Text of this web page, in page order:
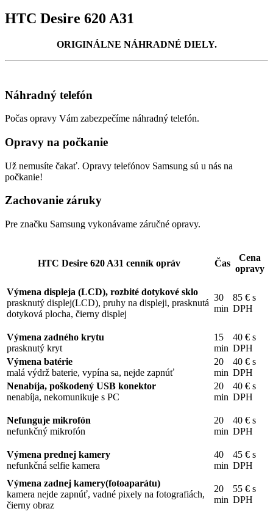
HTC Desire 620 A31
ORIGINÁLNE NÁHRADNÉ DIELY.
Náhradný telefón
Počas opravy Vám zabezpečíme náhradný telefón.
Opravy na počkanie
Už nemusíte čakať. Opravy telefónov Samsung sú u nás na
počkanie!
Zachovanie záruky
Pre značku Samsung vykonávame záručné opravy.
HTC Desire 620 A31 cenník opráv Čas
Cena
opravy
Výmena displeja (LCD), rozbité dotykové sklo
prasknutý displej(LCD), pruhy na displeji, prasknutá
dotyková plocha, čierny displej
30
min
85 € s
DPH
Výmena zadného krytu
prasknutý kryt
15
min
40 € s
DPH
Výmena batérie
malá výdrž baterie, vypína sa, nejde zapnúť
20
min
40 € s
DPH
Nenabíja, poškodený USB konektor
nenabíja, nekomunikuje s PC
20
min
40 € s
DPH
Nefunguje mikrofón
nefunkčný mikrofón
20
min
40 € s
DPH
Výmena prednej kamery
nefunkčná selfie kamera
40
min
45 € s
DPH
Výmena zadnej kamery(fotoaparátu)
kamera nejde zapnúť, vadné pixely na fotografiách,
čierny obraz
20
min
55 € s
DPH